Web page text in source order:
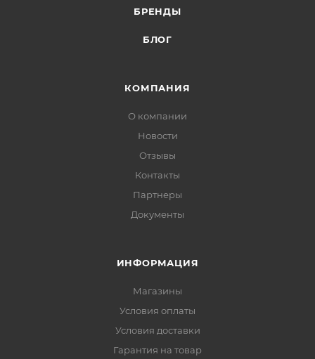
БРЕНДЫ
БЛОГ
КОМПАНИЯ
О компании
Новости
Отзывы
Контакты
Партнеры
Документы
ИНФОРМАЦИЯ
Магазины
Условия оплаты
Условия доставки
Гарантия на товар